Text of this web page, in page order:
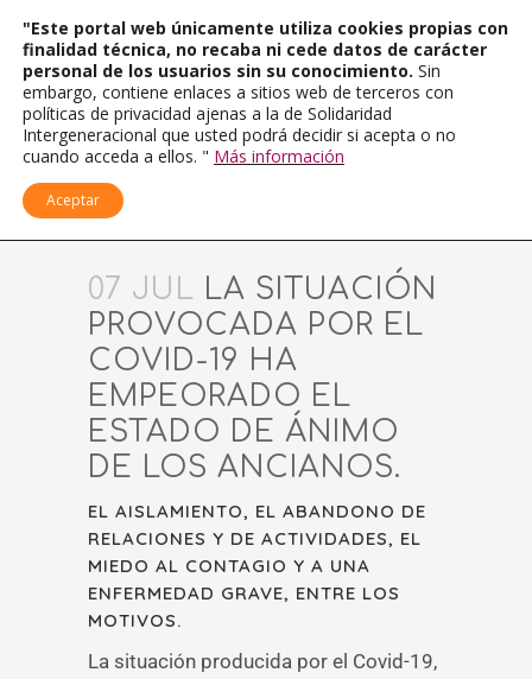
07 JUL LA SITUACIÓN
PROVOCADA POR EL
COVID-19 HA
EMPEORADO EL
ESTADO DE ÁNIMO
DE LOS ANCIANOS.
EL AISLAMIENTO, EL ABANDONO DE
RELACIONES Y DE ACTIVIDADES, EL
MIEDO AL CONTAGIO Y A UNA
ENFERMEDAD GRAVE, ENTRE LOS
MOTIVOS.
La situación producida por el Covid-19,
"Este portal web únicamente utiliza cookies propias con
finalidad técnica, no recaba ni cede datos de carácter
personal de los usuarios sin su conocimiento. Sin
embargo, contiene enlaces a sitios web de terceros con
políticas de privacidad ajenas a la de Solidaridad
Intergeneracional que usted podrá decidir si acepta o no
cuando acceda a ellos. " Más información
Aceptar